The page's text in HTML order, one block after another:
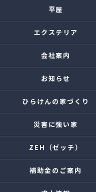
平屋
エクステリア
会社案内
お知らせ
ひらけんの家づくり
災害に強い家
ZEH（ゼッチ）
補助金のご案内